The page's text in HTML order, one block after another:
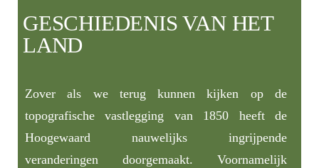
GESCHIEDENIS VAN HET
LAND
Zover als we terug kunnen kijken op de
topografische vastlegging van 1850 heeft de
Hoogewaard nauwelijks ingrijpende
veranderingen doorgemaakt. Voornamelijk